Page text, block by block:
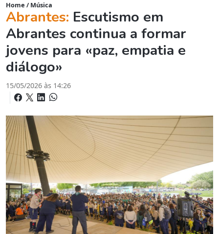
Home / Música
Abrantes: Escutismo em
Abrantes continua a formar
jovens para «paz, empatia e
diálogo»
15/05/2026 às 14:26